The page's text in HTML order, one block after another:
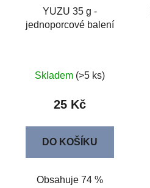
YUZU 35 g -
jednoporcové balení
Skladem (>5 ks)
25 Kč
DO KOŠÍKU
Obsahuje 74 %